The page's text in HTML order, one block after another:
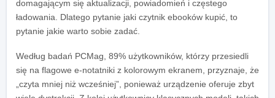
domagającym się aktualizacji, powiadomień i częstego
ładowania. Dlatego pytanie jaki czytnik ebooków kupić, to
pytanie jakie warto sobie zadać.
Według badań PCMag, 89% użytkowników, którzy przesiedli
się na flagowe e-notatniki z kolorowym ekranem, przyznaje, że
„czyta mniej niż wcześniej”, ponieważ urządzenie oferuje zbyt